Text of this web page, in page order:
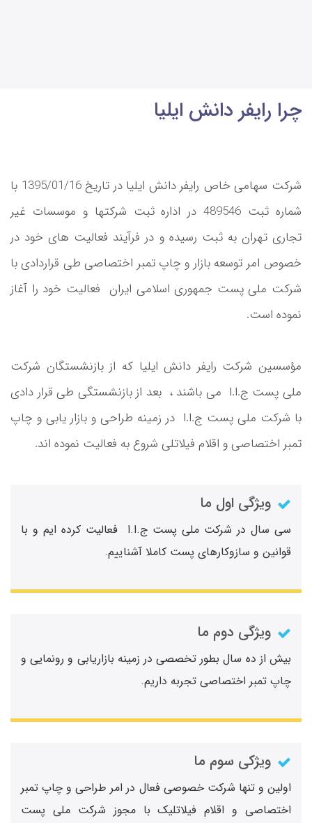
چرا رایفر دانش ایلیا
شرکت سهامی خاص رایفر دانش ایلیا در تاریخ 1395/01/16 با
شماره ثبت 489546 در اداره ثبت شرکتها و موسسات غیر
تجاری تهران به ثبت رسیده و در فرآیند فعالیت های خود در
خصوص امر توسعه بازار و چاپ تمبر اختصاصی طی قراردادی با
شرکت ملی پست جمهوری اسلامی ایران فعالیت خود را آغاز
نموده است.
مؤسسین شرکت رایفر دانش ایلیا که از بازنشستگان شرکت
ملی پست ج.ا.ا می باشند ، بعد از بازنشستگی طی قرار دادی
با شرکت ملی پست ج.ا.ا در زمینه طراحی و بازار یابی و چاپ
تمبر اختصاصی و اقلام فیلاتلی شروع به فعالیت نموده اند.
ویژگی اول ما
سی سال در شرکت ملی پست ج.ا.ا فعالیت کرده ایم و با
قوانین و سازوکارهای پست کاملا آشناییم.
ویژگی دوم ما
بیش از ده سال بطور تخصصی در زمینه بازاریابی و رونمایی و
چاپ تمبر اختصاصی تجربه داریم.
ویژکی سوم ما
اولین و تنها شرکت خصوصی فعال در امر طراحی و چاپ تمبر
اختصاصی و اقلام فیلاتلیک با مجوز شرکت ملی پست